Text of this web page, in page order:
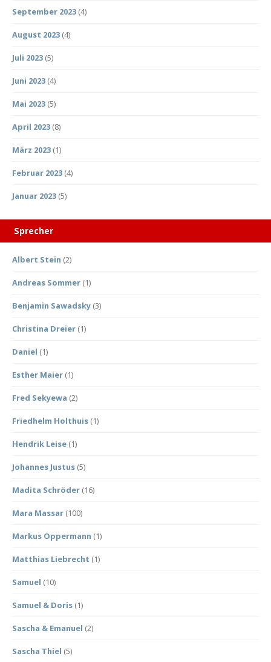
September 2023 (4)
August 2023 (4)
Juli 2023 (5)
Juni 2023 (4)
Mai 2023 (5)
April 2023 (8)
März 2023 (1)
Februar 2023 (4)
Januar 2023 (5)
Sprecher
Albert Stein (2)
Andreas Sommer (1)
Benjamin Sawadsky (3)
Christina Dreier (1)
Daniel (1)
Esther Maier (1)
Fred Sekyewa (2)
Friedhelm Holthuis (1)
Hendrik Leise (1)
Johannes Justus (5)
Madita Schröder (16)
Mara Massar (100)
Markus Oppermann (1)
Matthias Liebrecht (1)
Samuel (10)
Samuel & Doris (1)
Sascha & Emanuel (2)
Sascha Thiel (5)